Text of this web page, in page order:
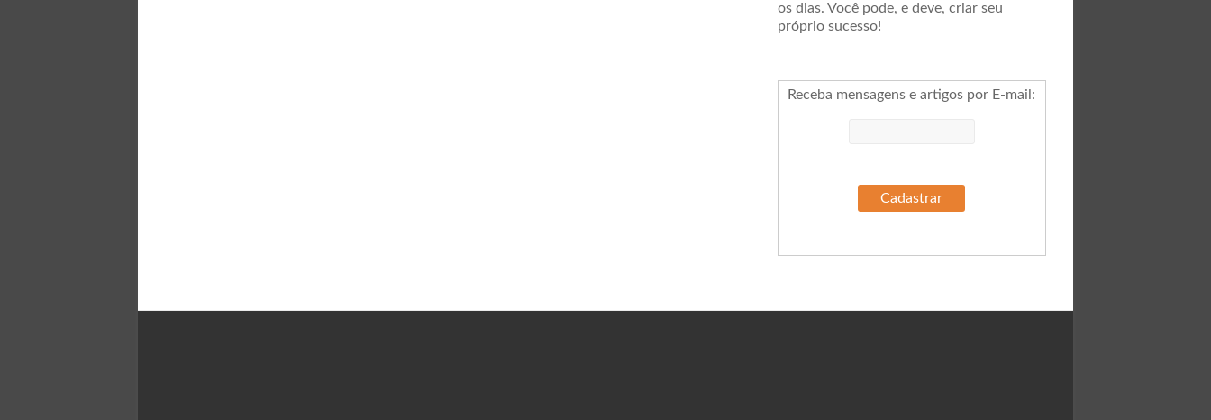
os dias. Você pode, e deve, criar seu
próprio sucesso!
Receba mensagens e artigos por E-mail :